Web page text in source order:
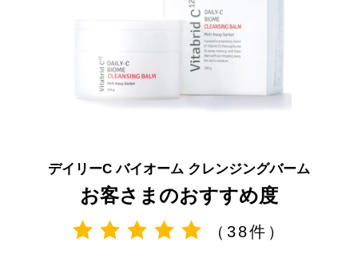
デイリーC バイオーム クレンジングバーム
お客さまのおすすめ度
（38件）